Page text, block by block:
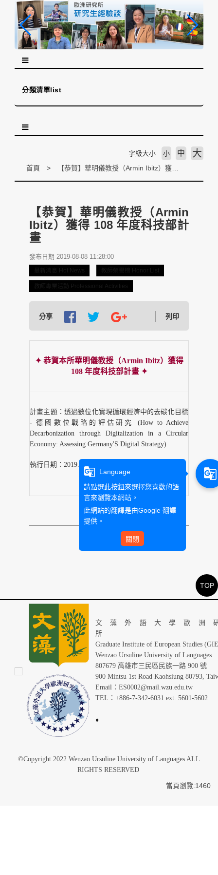
分類清單list
首頁
字級大小 小 中 大
【恭賀】華明儀教授（Armin
Ibitz）獲得 108 年度科技部計
畫
發布日期 2019-08-08 11:28:00
最新消息 Hot News 教師榮譽榜 Honor List
教師專業活動 Professional Activities
分享 列印
✦ 恭賀本所華明儀教授（Armin Ibitz）獲得
108 年度科技部計畫 ✦
計畫主題：透過數位化實現循環經濟中的去碳化目標
- 德國數位戰略的評估研究 (How to Achieve
Decarbonization through Digitalization in a Circular
Economy: Assessing Germany'S Digital Strategy)
執行日期：2019.08.01-2020.07.31
文藻外語大學歐洲
Graduate Institute of European Studies
Wenzao Ursuline University of Languages
807679 高雄市三民區民族一路 900 號
900 Mintsu 1st Road Kaohsiung 80793,
Email：ES0002@mail.wzu.edu.tw
TEL：+886-7-342-6031 ext. 5601-5602
♦
©Copyright 2022 Wenzao Ursuline University of Languages ALL
RIGHTS RESERVED
當頁瀏覽:1460
TOP
g_translate
Language
請點選此按鈕來選擇您喜歡的語
言來瀏覽本網站。
此網站的翻譯是由Google 翻譯
提供。
關閉
g_translate